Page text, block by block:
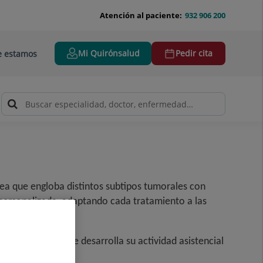
932 906 200
Atención al paciente:
estamos Mi Quirónsalud Pedir cita
que engloba distintos subtipos tumorales con
adaptando cada tratamiento a las
de mama que desarrolla su actividad asistencial